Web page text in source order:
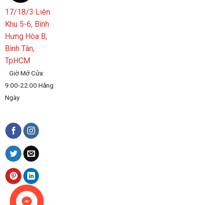
17/18/3 Liên
Khu 5-6, Bình
Hưng Hòa B,
Bình Tân,
TpHCM
Giờ Mở Cửa:
9:00-22:00 Hằng
Ngày